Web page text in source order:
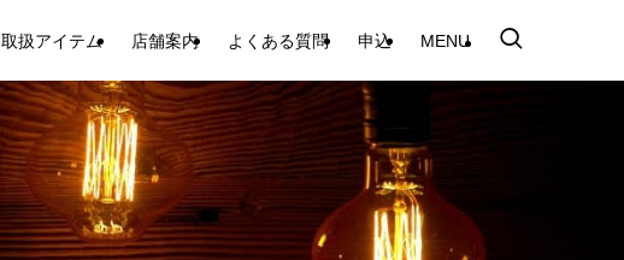
取扱アイテム 店舗案内 よくある質問 申込 MENU